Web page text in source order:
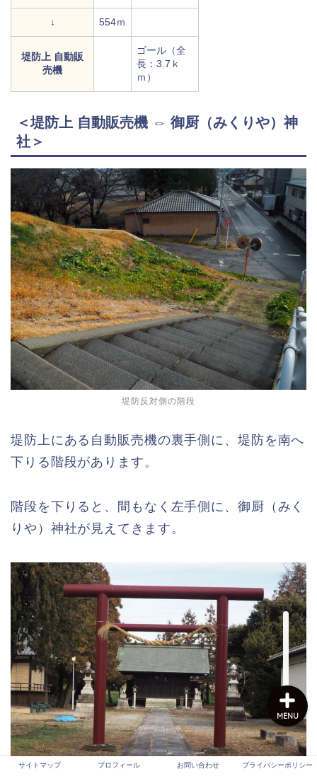
↓ 554ｍ
堤防上 自動販
売機
ゴール（全
長：3.7ｋ
ｍ）
＜堤防上 自動販売機 ⇔ 御厨（みくりや）神
社＞
堤防反対側の階段
堤防上にある自動販売機の裏手側に、堤防を南へ
下りる階段があります。
階段を下りると、間もなく左手側に、御厨（みく
りや）神社が見えてきます。
サイトマップ プロフィール お問い合わせ プライバシーポリシー
MENU
サイトマップ
お問い合わせ
プライバシーポリシー